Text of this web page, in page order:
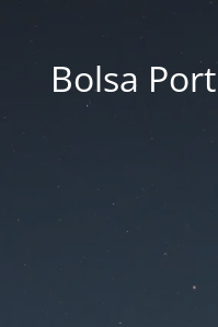
Bolsa